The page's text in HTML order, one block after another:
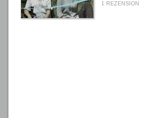
1 REZENSION